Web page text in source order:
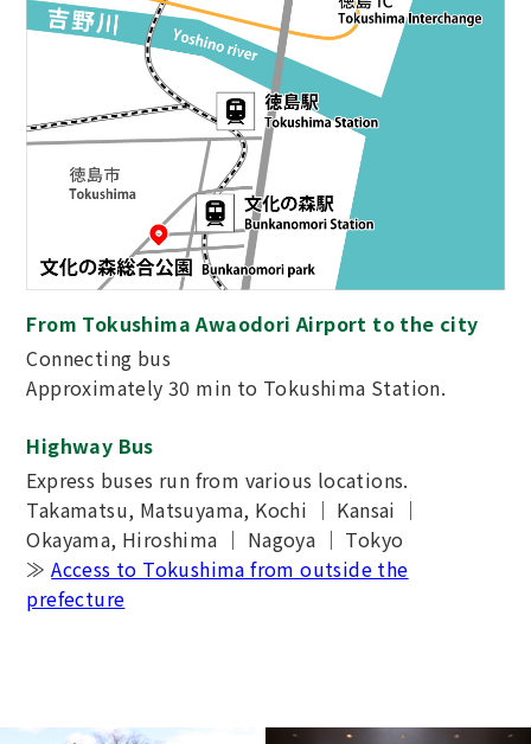
From Tokushima Awaodori Airport to the city
Connecting bus
Approximately 30 min to Tokushima Station.
Highway Bus
Express buses run from various locations.
Takamatsu, Matsuyama, Kochi ｜ Kansai ｜
Okayama, Hiroshima ｜ Nagoya ｜ Tokyo
≫Access to Tokushima from outside the
prefecture